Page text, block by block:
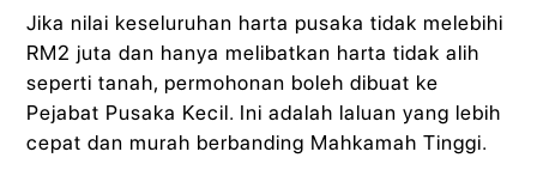
Jika nilai keseluruhan harta pusaka tidak melebihi
RM2 juta dan hanya melibatkan harta tidak alih
seperti tanah, permohonan boleh dibuat ke
Pejabat Pusaka Kecil. Ini adalah laluan yang lebih
cepat dan murah berbanding Mahkamah Tinggi.